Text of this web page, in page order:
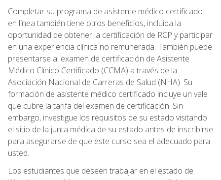
Completar su programa de asistente médico certificado
en línea también tiene otros beneficios, incluida la
oportunidad de obtener la certificación de RCP y participar
en una experiencia clínica no remunerada. También puede
presentarse al examen de certificación de Asistente
Médico Clínico Certificado (CCMA) a través de la
Asociación Nacional de Carreras de Salud (NHA). Su
formación de asistente médico certificado incluye un vale
que cubre la tarifa del examen de certificación. Sin
embargo, investigue los requisitos de su estado visitando
el sitio de la junta médica de su estado antes de inscribirse
para asegurarse de que este curso sea el adecuado para
usted.
Los estudiantes que deseen trabajar en el estado de